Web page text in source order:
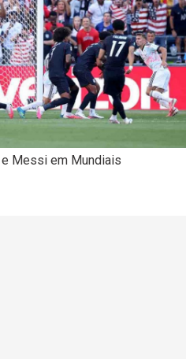
Messi em Mundiais